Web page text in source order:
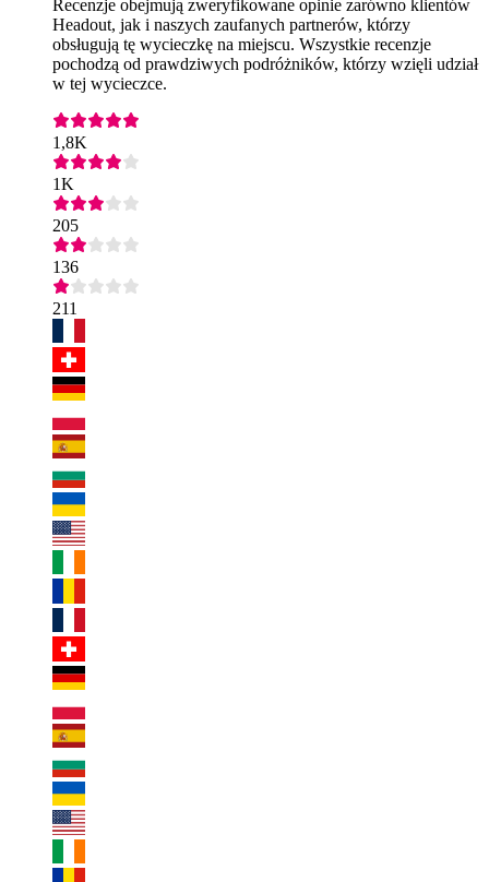
Recenzje obejmują zweryfikowane opinie zarówno klientów
Headout, jak i naszych zaufanych partnerów, którzy
obsługują tę wycieczkę na miejscu. Wszystkie recenzje
pochodzą od prawdziwych podróżników, którzy wzięli udział
w tej wycieczce.
1,8K
1K
205
136
211